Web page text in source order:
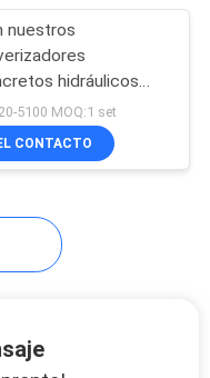
del
nuestros
hidráulicos
usted puede
la eficacia de
de demolición.
5100 MOQ:1 set
CONTACTO